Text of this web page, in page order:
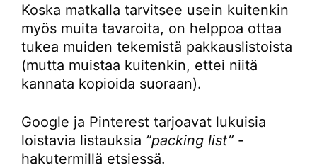
Koska matkalla tarvitsee usein kuitenkin
myös muita tavaroita, on helppoa ottaa
tukea muiden tekemistä pakkauslistoista
(mutta muistaa kuitenkin, ettei niitä
kannata kopioida suoraan).
Google ja Pinterest tarjoavat lukuisia
loistavia listauksia ”packing list” -
hakutermillä etsiessä.